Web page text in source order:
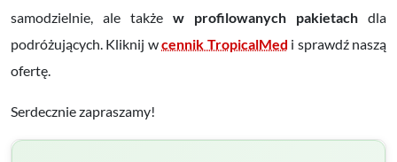
samodzielnie, ale także w profilowanych pakietach dla
podróżujących. Kliknij wcennik TropicalMed i sprawdź naszą
ofertę.
Serdecznie zapraszamy!